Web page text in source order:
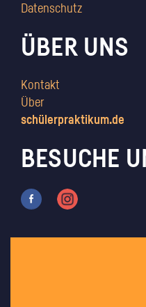
Datenschutz
ÜBER UNS
Kontakt
Über
schülerpraktikum.de
BESUCHE